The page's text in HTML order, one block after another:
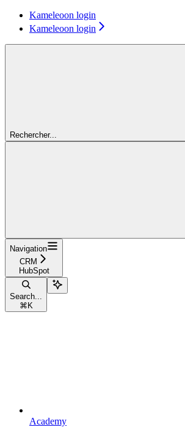
Kameleoon login
Kameleoon login
Rechercher...
Navigation
CRM
HubSpot
Search...
⌘ K
Academy